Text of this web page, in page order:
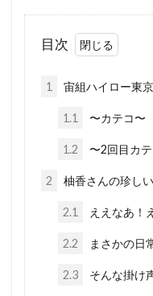
目次
1 宙組ハイロー東
1.1 〜カテコ〜
1.2 〜2回目カ
2 柚香さんの珍し
2.1 ええなあ！
2.2 まさかの日
2.3 そんな掛け